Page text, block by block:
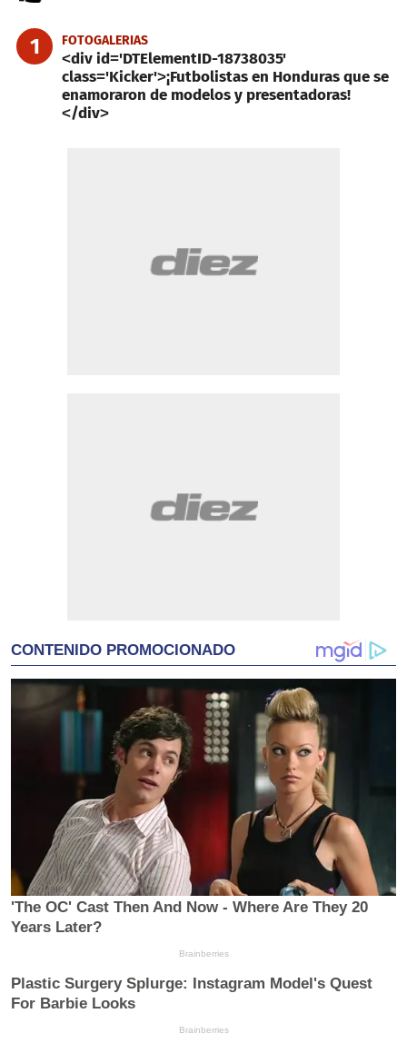
1 FOTOGALERIAS
<div id='DTElementID-18738035'
class='Kicker'>¡Futbolistas en Honduras que se
enamoraron de modelos y presentadoras!
</div>